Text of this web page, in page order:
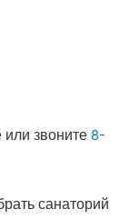
или звоните 8-
санаторий